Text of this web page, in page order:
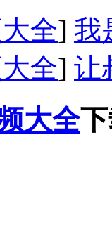
全] 我
全] 让
大全